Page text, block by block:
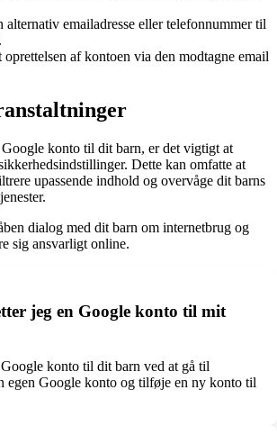
alternativ emailadresse eller telefonnummer til
af kontoen via den modtagne email
konto til dit barn, er det vigtigt at
Dette kan omfatte at
upassende indhold og overvåge dit barns
dialog med dit barn om internetbrug og
sig ansvarligt online.
jeg en Google konto til mit
konto til dit barn ved at gå til
egen Google konto og tilføje en ny konto til